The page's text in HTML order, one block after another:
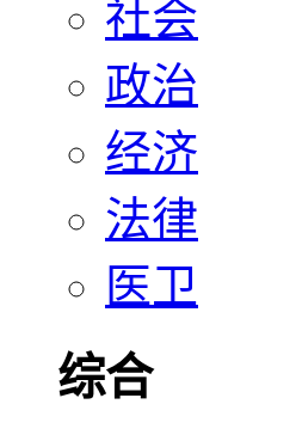
社会
政治
经济
法律
医卫
综合